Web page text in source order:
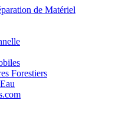
de Matériel
Forestiers